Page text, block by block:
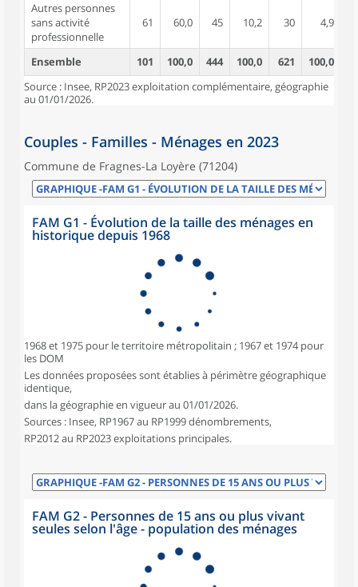
Autres personnes
sans activité
professionnelle
61 60,0 45 10,2 30 4,9
Ensemble 101 100,0 444 100,0 621
100,0
Source : Insee, RP2023 exploitation complémentaire, géographie
au 01/01/2026.
Couples - Familles - Ménages en 2023
Commune de Fragnes-La Loyère (71204)
FAM G1 - Évolution de la taille des ménages en
historique depuis 1968
1968 et 1975 pour le territoire métropolitain ; 1967 et 1974 pour
les DOM
Les données proposées sont établies à périmètre géographique
identique,
dans la géographie en vigueur au 01/01/2026.
Sources : Insee, RP1967 au RP1999 dénombrements,
RP2012 au RP2023 exploitations principales.
FAM G2 - Personnes de 15 ans ou plus vivant
seules selon l'âge - population des ménages